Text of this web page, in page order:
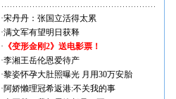
·宋丹丹：张国立活得太累
·满文军有望明日获释
· 《变形金刚2》送电影票！
·李湘王岳伦恩爱待产
·黎姿怀孕大肚照曝光 月用30万安胎
·阿娇懒理冠希返港:不关我的事